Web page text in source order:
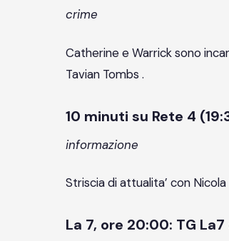
crime
Catherine e Warrick sono
Tavian Tombs .
10 minuti su Rete 4
informazione
Striscia di attualita’ con
La 7, ore 20:00: TG